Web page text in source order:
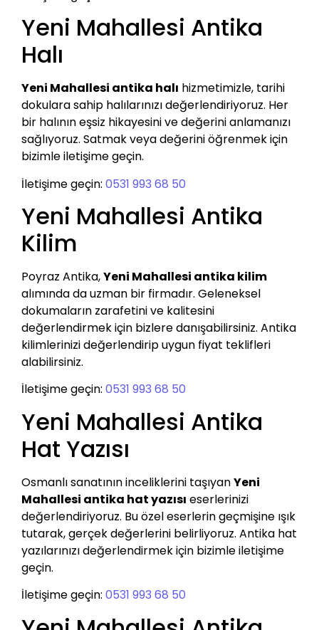
Yeni Mahallesi Antika
Halı
Yeni Mahallesi antika halı hizmetimizle, tarihi
dokulara sahip halılarınızı değerlendiriyoruz. Her
bir halının eşsiz hikayesini ve değerini anlamanızı
sağlıyoruz. Satmak veya değerini öğrenmek için
bizimle iletişime geçin.
İletişime geçin: 0531 993 68 50
Yeni Mahallesi Antika
Kilim
Poyraz Antika,Yeni Mahallesi antika kilim
alımında da uzman bir firmadır. Geleneksel
dokumaların zarafetini ve kalitesini
değerlendirmek için bizlere danışabilirsiniz. Antika
kilimlerinizi değerlendirip uygun fiyat teklifleri
alabilirsiniz.
İletişime geçin: 0531 993 68 50
Yeni Mahallesi Antika
Hat Yazısı
Osmanlı sanatının inceliklerini taşıyanYeni
Mahallesi antika hat yazısı eserlerinizi
değerlendiriyoruz. Bu özel eserlerin geçmişine ışık
tutarak, gerçek değerlerini belirliyoruz. Antika hat
yazılarınızı değerlendirmek için bizimle iletişime
geçin.
İletişime geçin: 0531 993 68 50